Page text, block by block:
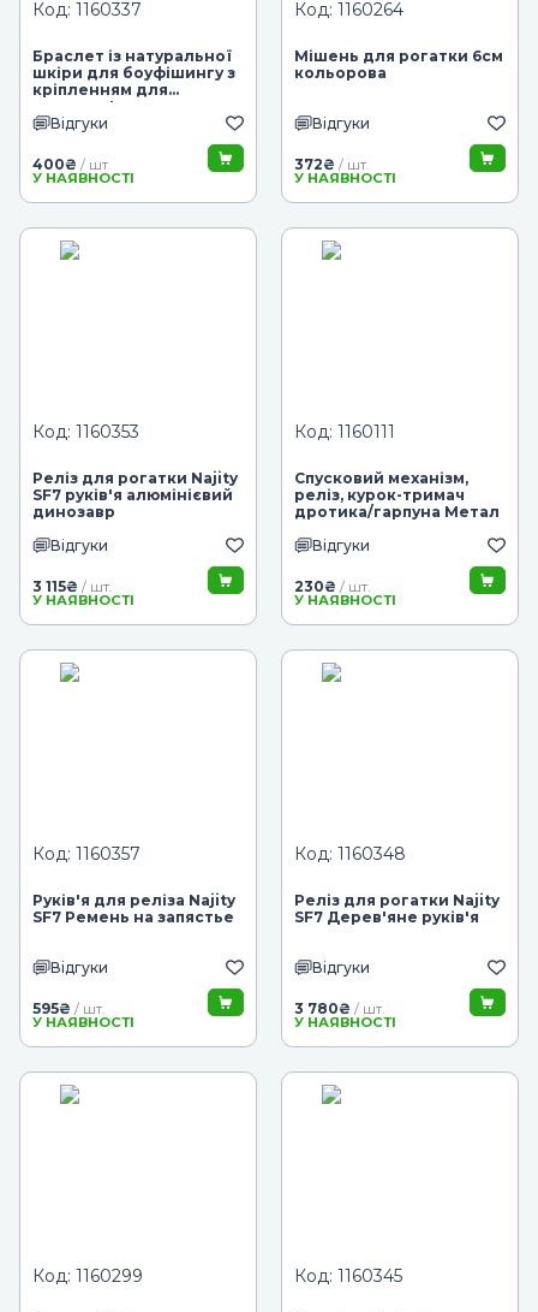
Код: 1160337
Браслет із натуральної
шкіри для боуфішингу з
кріпленням для
котушки L
Відгуки
400₴ / шт.
У НАЯВНОСТІ
Код: 1160264
Мішень для рогатки 6см
кольорова
Відгуки
372₴ / шт.
У НАЯВНОСТІ
Код: 1160353
Реліз для рогатки Najity
SF7 руків'я алюмінієвий
динозавр
Відгуки
3 115₴ / шт.
У НАЯВНОСТІ
Код: 1160111
Спусковий механізм,
реліз, курок-тримач
дротика/гарпуна Метал
Відгуки
230₴ / шт.
У НАЯВНОСТІ
Код: 1160357
Руків'я для реліза Najity
SF7 Ремень на запястье
Відгуки
595₴ / шт.
У НАЯВНОСТІ
Код: 1160348
Реліз для рогатки Najity
SF7 Дерев'яне руків'я
Відгуки
3 780₴ / шт.
У НАЯВНОСТІ
Код: 1160299 Код: 1160345